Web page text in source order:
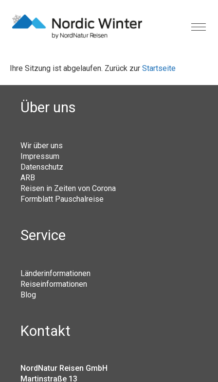
Ihre Sitzung ist abgelaufen. Zurück zur Startseite
Über uns
Wir über uns
Impressum
Datenschutz
ARB
Reisen in Zeiten von Corona
Formblatt Pauschalreise
Service
Länderinformationen
Reiseinformationen
Blog
Kontakt
NordNatur Reisen GmbH
Martinstraße 13